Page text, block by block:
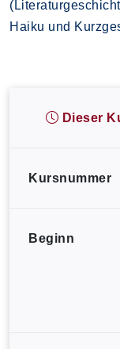
Haiku und
Dieser
Kursnummer
Beginn